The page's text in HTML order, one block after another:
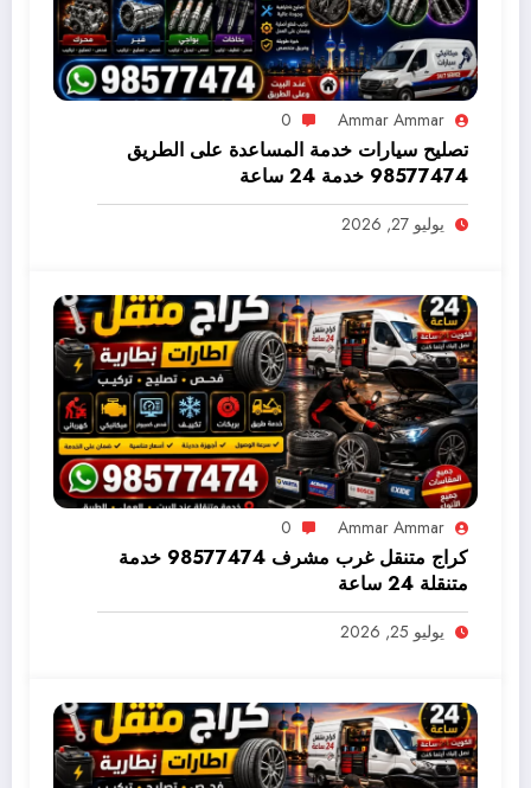
Ammar Ammar
0
تصليح سيارات خدمة المساعدة على الطريق
98577474 خدمة 24 ساعة
يوليو 27, 2026
Ammar Ammar
0
كراج متنقل غرب مشرف 98577474 خدمة
متنقلة 24 ساعة
يوليو 25, 2026